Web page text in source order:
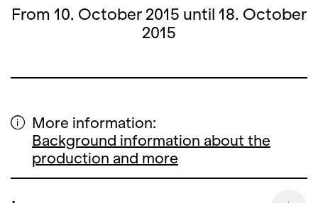
From 10. October 2015 until 18. October
2015
More information:
Background information about the
production and more